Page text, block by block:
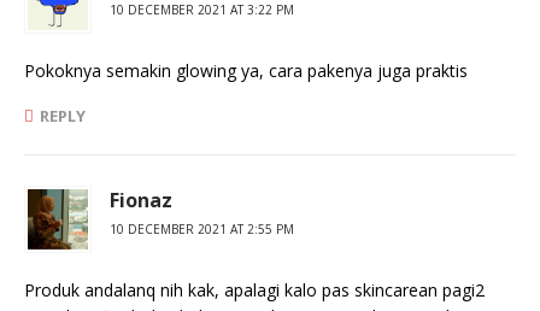
10 DECEMBER 2021 AT 3:22 PM
Pokoknya semakin glowing ya, cara pakenya juga praktis
REPLY
Fionaz
10 DECEMBER 2021 AT 2:55 PM
Produk andalanq nih kak, apalagi kalo pas skincarean pagi2